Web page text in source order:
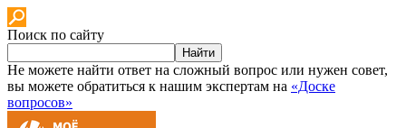
Поиск по сайту
Найти
Не можете найти ответ на сложный вопрос или нужен совет,
вы можете обратиться к нашим экспертам на «Доске
вопросов»